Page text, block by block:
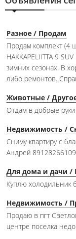
Разное / Продам
Продам комплект (4
HAKKAPELIITTA 9
зимних сезонах. В
либо ремонтов.
Животные /
Отдам в добрые руки
Недвижимость /
Сниму квартиру с
Андрей 89128266109
Для дома и дачи /
Куплю холодильник
Недвижимость /
Продаю в пгт
центре поселка